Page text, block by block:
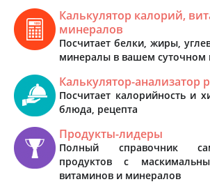
Калькулятор калорий,
минералов
Посчитает белки, жиры,
минералы в вашем суточном
Калькулятор-анализатор
Посчитает калорийность и
блюда, рецепта
Продукты-лидеры
Полный справочник
продуктов с
витаминов и минералов